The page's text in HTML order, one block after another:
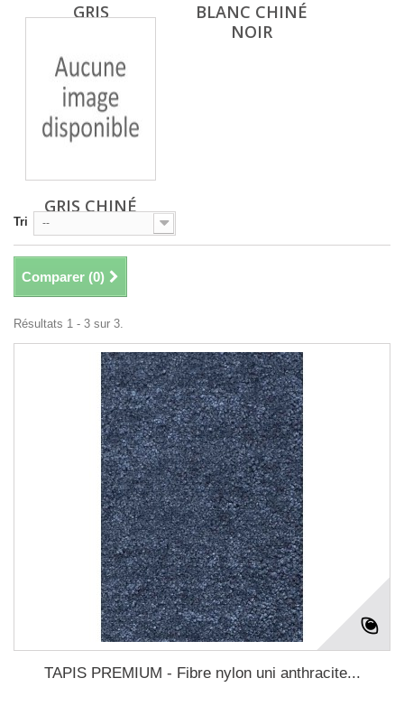
GRIS
BLANC CHINÉ
NOIR
GRIS CHINÉ
Tri --
Comparer (0)
Résultats 1 - 3 sur 3.
TAPIS PREMIUM - Fibre nylon uni anthracite...